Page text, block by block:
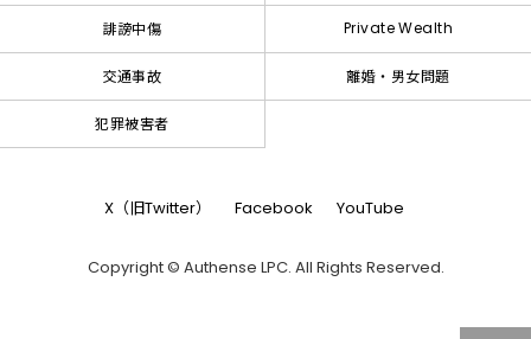
誹謗中傷 Private Wealth
交通事故 離婚・男女問題
犯罪被害者
X（旧Twitter） Facebook YouTube
Copyright © Authense LPC. All Rights Reserved.